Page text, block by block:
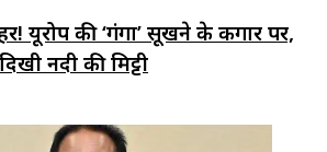
यूरोप की ‘गंगा’ सूखने के कगार पर,
नदी की मिट्टी